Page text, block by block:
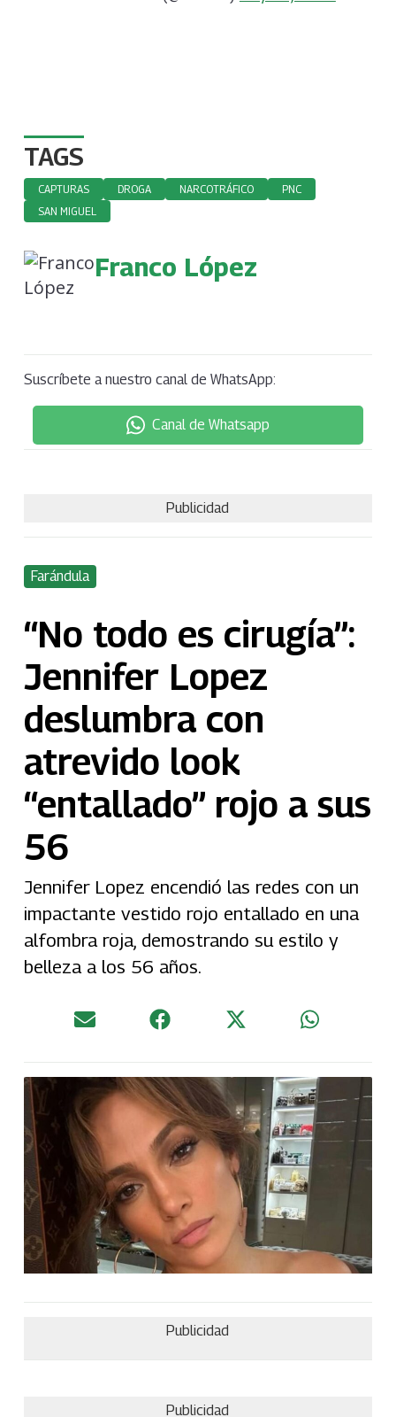
TAGS
CAPTURAS DROGA NARCOTRÁFICO
PNC
SAN MIGUEL
Franco López
Suscríbete a nuestro canal de WhatsApp:
Canal de Whatsapp
Publicidad
Farándula
“No todo es cirugía”:
Jennifer Lopez
deslumbra con
atrevido look
“entallado” rojo a sus
56
Jennifer Lopez encendió las redes con un
impactante vestido rojo entallado en una
alfombra roja, demostrando su estilo y
belleza a los 56 años.
Publicidad
Publicidad